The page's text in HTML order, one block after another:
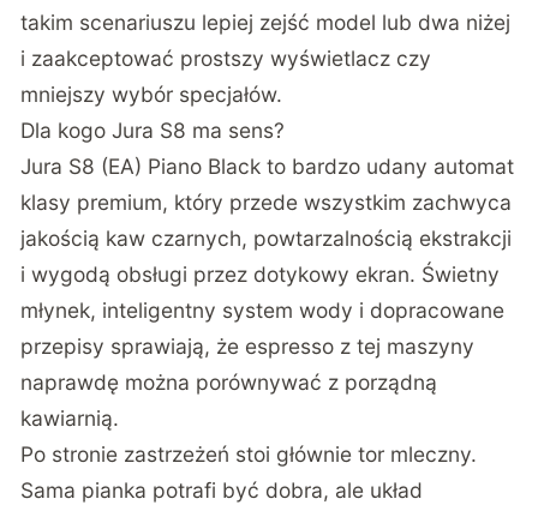
takim scenariuszu lepiej zejść model lub dwa niżej
i zaakceptować prostszy wyświetlacz czy
mniejszy wybór specjałów.
Dla kogo Jura S8 ma sens?
Jura S8 (EA) Piano Black to bardzo udany automat
klasy premium, który przede wszystkim zachwyca
jakością kaw czarnych, powtarzalnością ekstrakcji
i wygodą obsługi przez dotykowy ekran. Świetny
młynek, inteligentny system wody i dopracowane
przepisy sprawiają, że espresso z tej maszyny
naprawdę można porównywać z porządną
kawiarnią.
Po stronie zastrzeżeń stoi głównie tor mleczny.
Sama pianka potrafi być dobra, ale układ